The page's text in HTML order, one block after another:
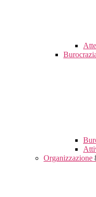
Organizzazione